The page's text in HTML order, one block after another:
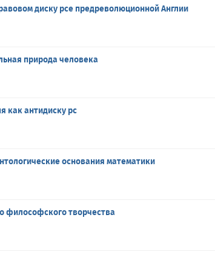
диску рсе предреволюционной Англии
природа человека
как антидиску рс
основания математики
философского творчества